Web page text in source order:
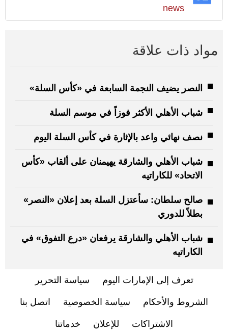
news
مواد ذات علاقة
النصر يضيف النجمة السابعة في «كأس السلة»
شباب الأهلي الأكثر فوزاً في موسم السلة
نصف نهائي واعد بالإثارة في كأس السلة اليوم
شباب الأهلي والشارقة يهيمنان على ألقاب «كأس
الاتحاد» للكاراتيه
صالح سلطان: سأعتزل السلة بعد إعلان «النصر»
بطلاً للدوري
شباب الأهلي والشارقة يرفعان «درع التفوق» في
الكاراتيه
تعرف إلى الإمارات اليوم سياسة التحرير
الشروط والأحكام سياسة الخصوصية اتصل بنا
الاشتراكات للإعلان خدماتنا